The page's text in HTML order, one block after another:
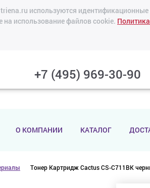
используются
на использование файлов cookie.
+7 (495) 969-30-90
О КОМПАНИИ КАТАЛОГ
Тонер Картридж Cactus CS-C711BK